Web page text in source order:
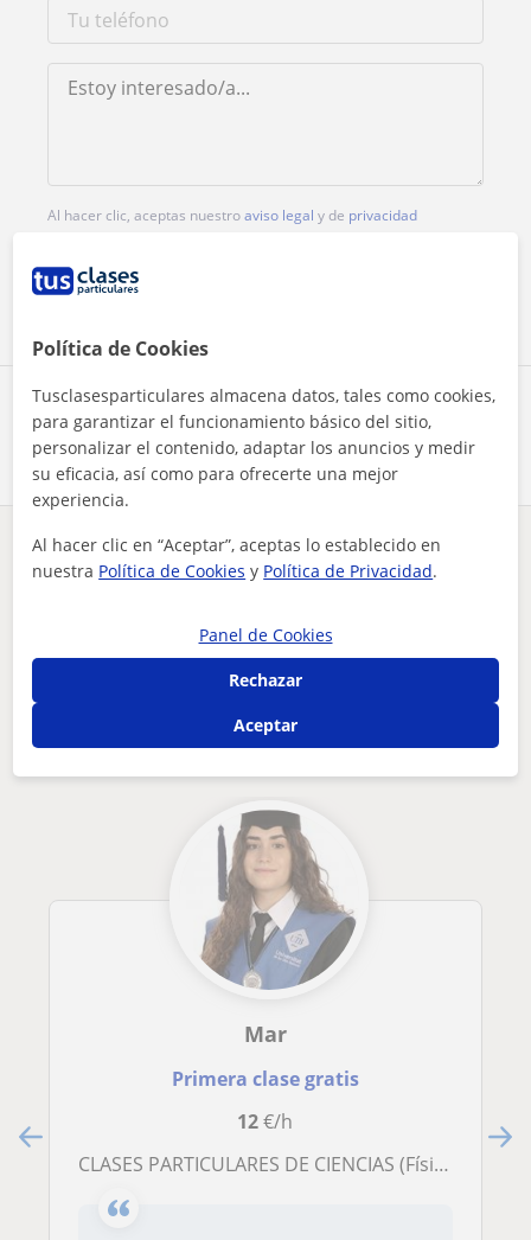
Comparte a este profesor
Al hacer clic, aceptas nuestroaviso legal y de privacidad
¿Hay algún error en este perfil?Cuéntanos
profesor titulado de física imparte clases de forma online y...
Otros profesores de Física en Llíria que
pueden interesarte
Mar
Primera clase gratis
12€/h
CLASES PARTICULARES DE CIENCIAS (Física, Mates y Química)
Política de Cookies
Tusclasesparticulares almacena datos, tales como cookies,
para garantizar el funcionamiento básico del sitio,
personalizar el contenido, adaptar los anuncios y medir
su eficacia, así como para ofrecerte una mejor
experiencia.
Al hacer clic en “Aceptar”, aceptas lo establecido en
nuestra Política de Cookies y Política de Privacidad.
Panel de Cookies
Rechazar
Aceptar